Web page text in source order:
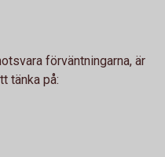
förväntningarna, är
tänka på: